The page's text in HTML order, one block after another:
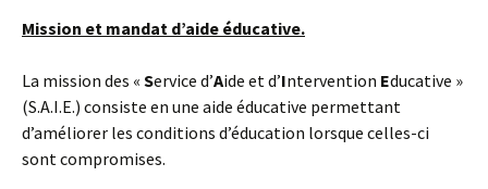
Mission et mandat d’aide éducative.
La mission des « Service d’Aide et d’Intervention Educative »
(S.A.I.E.) consiste en une aide éducative permettant
d’améliorer les conditions d’éducation lorsque celles-ci
sont compromises.